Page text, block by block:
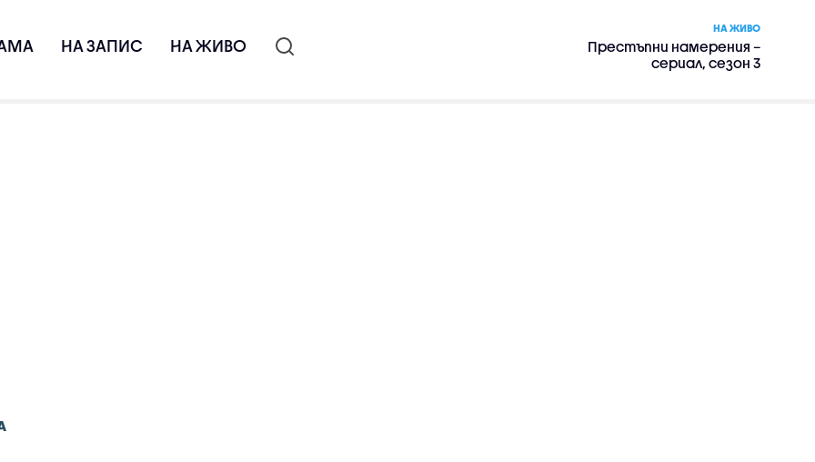
НА ЗАПИС НА ЖИВО
НА ЖИВО
Престъпни намерения –
сериал, сезон 3